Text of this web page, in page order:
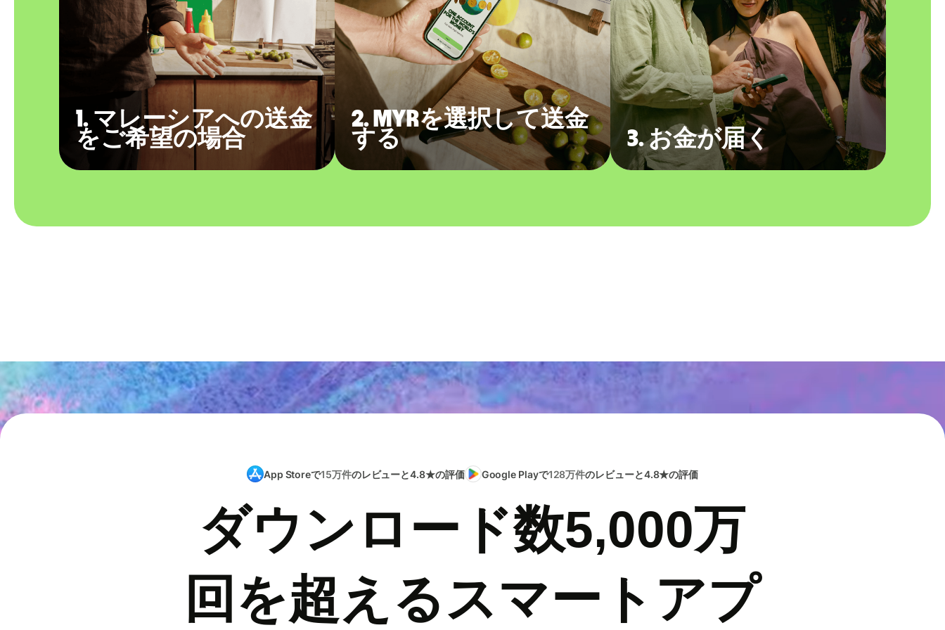
1. マレーシアへの送金
をご希望の場合
2. MYRを選択して送金
する
3. お金が届く
App Storeで15万件のレビューと4.8★の評価 Google Playで128万件のレビューと4.8★の評価
ダウンロード数5,000万
回を超えるスマートアプ